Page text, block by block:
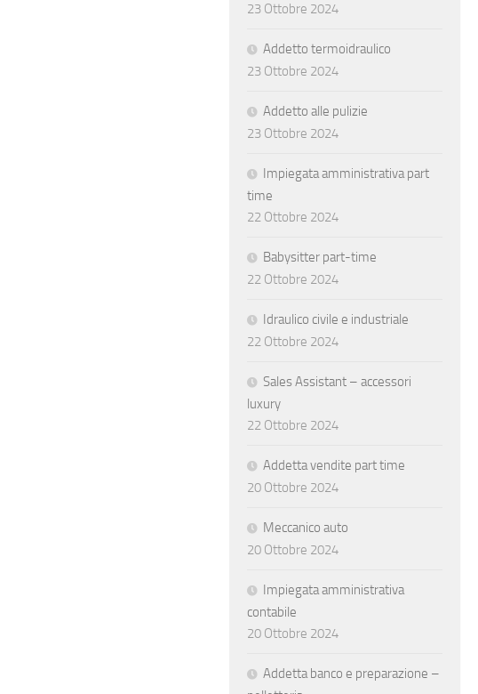
23 Ottobre 2024
Addetto termoidraulico
23 Ottobre 2024
Addetto alle pulizie
23 Ottobre 2024
Impiegata amministrativa part
time
22 Ottobre 2024
Babysitter part-time
22 Ottobre 2024
Idraulico civile e industriale
22 Ottobre 2024
Sales Assistant – accessori
luxury
22 Ottobre 2024
Addetta vendite part time
20 Ottobre 2024
Meccanico auto
20 Ottobre 2024
Impiegata amministrativa
contabile
20 Ottobre 2024
Addetta banco e preparazione –